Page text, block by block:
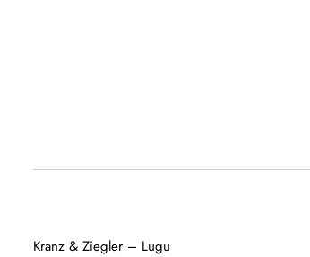
Kranz & Ziegler – Lugu